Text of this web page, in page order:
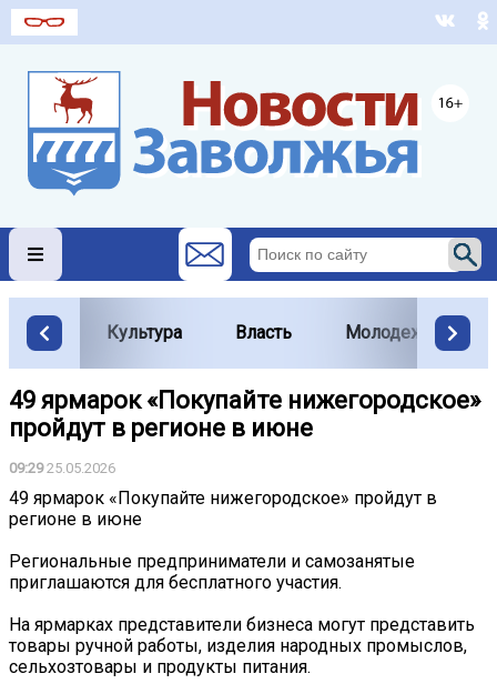
Культура Власть Молодежь
49 ярмарок «Покупайте нижегородское»
пройдут в регионе в июне
09:2925.05.2026
49 ярмарок «Покупайте нижегородское» пройдут в
регионе в июне
Региональные предприниматели и самозанятые
приглашаются для бесплатного участия.
На ярмарках представители бизнеса могут представить
товары ручной работы, изделия народных промыслов,
сельхозтовары и продукты питания.